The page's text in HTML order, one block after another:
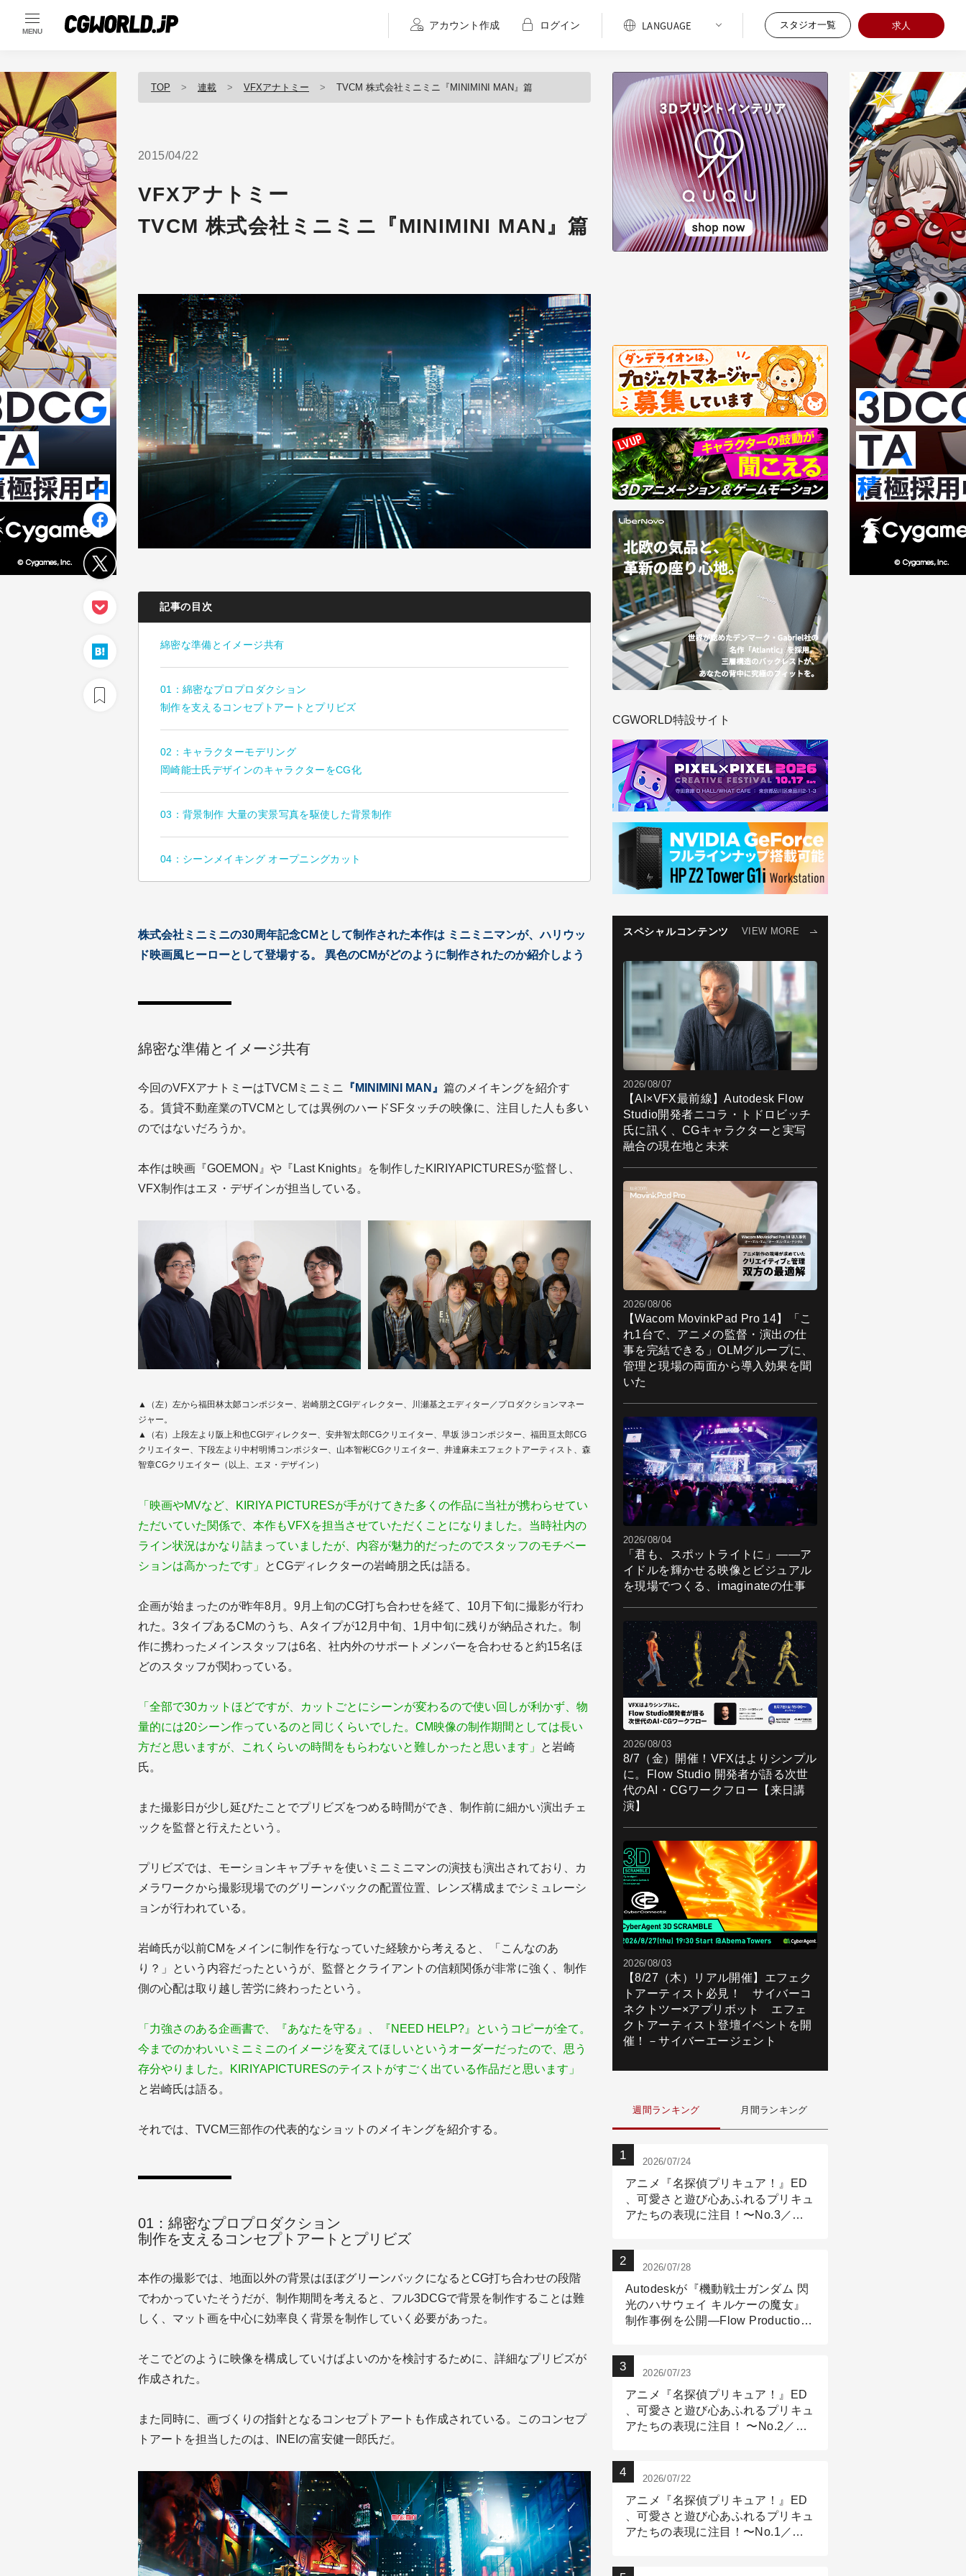
MENU
アカウント作成 ログイン スタジオ一覧 求人
TOP 連載 VFXアナトミー TVCM 株式会社ミニミニ『MINIMINI MAN』篇
2015/04/22
VFXアナトミー
TVCM 株式会社ミニミニ『MINIMINI MAN』篇
記事の目次
綿密な準備とイメージ共有
01：綿密なプロプロダクション
制作を支えるコンセプトアートとプリビズ
02：キャラクターモデリング
岡崎能士氏デザインのキャラクターをCG化
03：背景制作 大量の実景写真を駆使した背景制作
04：シーンメイキング オープニングカット
株式会社ミニミニの30周年記念CMとして制作された本作は ミニミニマンが、ハリウッ
ド映画風ヒーローとして登場する。 異色のCMがどのように制作されたのか紹介しよう
綿密な準備とイメージ共有
今回のVFXアナトミーはTVCMミニミニ 『MINIMINI MAN』 篇のメイキングを紹介す
る。賃貸不動産業のTVCMとしては異例のハードSFタッチの映像に、注目した人も多い
のではないだろうか。
本作は映画『GOEMON』や『Last Knights』を制作したKIRIYAPICTURESが監督し、
VFX制作はエヌ・デザインが担当している。
▲（左）左から福田林太郞コンポジター、岩崎朋之CGIディレクター、川瀬基之エディター／プロダクションマネー
ジャー。
▲（右）上段左より阪上和也CGIディレクター、安井智太郎CGクリエイター、早坂 渉コンポジター、福田亘太郎CG
クリエイター、下段左より中村明博コンポジター、山本智彬CGクリエイター、井達麻未エフェクトアーティスト、森
智章CGクリエイター（以上、エヌ・デザイン）
「映画やMVなど、KIRIYA PICTURESが手がけてきた多くの作品に当社が携わらせてい
ただいていた関係で、本作もVFXを担当させていただくことになりました。当時社内の
ライン状況はかなり詰まっていましたが、内容が魅力的だったのでスタッフのモチベー
ションは高かったです」
とCGディレクターの岩崎朋之氏は語る。
企画が始まったのが昨年8月。9月上旬のCG打ち合わせを経て、10月下旬に撮影が行わ
れた。3タイプあるCMのうち、Aタイプが12月中旬、1月中旬に残りが納品された。制
作に携わったメインスタッフは6名、社内外のサポートメンバーを合わせると約15名ほ
どのスタッフが関わっている。
「全部で30カットほどですが、カットごとにシーンが変わるので使い回しが利かず、物
量的には20シーン作っているのと同じくらいでした。CM映像の制作期間としては長い
方だと思いますが、これくらいの時間をもらわないと難しかったと思います」
と岩崎
氏。
また撮影日が少し延びたことでプリビズをつめる時間ができ、制作前に細かい演出チェ
ックを監督と行えたという。
プリビズでは、モーションキャプチャを使いミニミニマンの演技も演出されており、カ
メラワークから撮影現場でのグリーンバックの配置位置、レンズ構成までシミュレーシ
ョンが行われている。
岩崎氏が以前CMをメインに制作を行なっていた経験から考えると、「こんなのあ
り？」という内容だったというが、監督とクライアントの信頼関係が非常に強く、制作
側の心配は取り越し苦労に終わったという。
「力強さのある企画書で、『あなたを守る』、『NEED HELP?』というコピーが全て。
今までのかわいいミニミニのイメージを変えてほしいというオーダーだったので、思う
存分やりました。KIRIYAPICTURESのテイストがすごく出ている作品だと思います」
と岩崎氏は語る。
それでは、TVCM三部作の代表的なショットのメイキングを紹介する。
01：綿密なプロプロダクション
制作を支えるコンセプトアートとプリビズ
本作の撮影では、地面以外の背景はほぼグリーンバックになるとCG打ち合わせの段階
でわかっていたそうだが、制作期間を考えると、フル3DCGで背景を制作することは難
しく、マット画を中心に効率良く背景を制作していく必要があった。
そこでどのように映像を構成していけばよいのかを検討するために、詳細なプリビズが
作成された。
また同時に、画づくりの指針となるコンセプトアートも作成されている。このコンセプ
トアートを担当したのは、INEIの富安健一郎氏だ。
CGWORLD特設サイト
スペシャルコンテンツ VIEW MORE
2026/08/07
【AI×VFX最前線】Autodesk Flow
Studio開発者ニコラ・トドロビッチ
氏に訊く、CGキャラクターと実写
融合の現在地と未来
2026/08/06
【Wacom MovinkPad Pro 14】「こ
れ1台で、アニメの監督・演出の仕
事を完結できる」OLMグループに、
管理と現場の両面から導入効果を聞
いた
2026/08/04
「君も、スポットライトに」――ア
イドルを輝かせる映像とビジュアル
を現場でつくる、imaginateの仕事
2026/08/03
8/7（金）開催！VFXはよりシンプル
に。Flow Studio 開発者が語る次世
代のAI・CGワークフロー【来日講
演】
2026/08/03
【8/27（木）リアル開催】エフェク
トアーティスト必見！ サイバーコ
ネクトツー×アプリボット エフェ
クトアーティスト登壇イベントを開
催！－サイバーエージェント
週間ランキング 月間ランキング
2026/07/24
アニメ『名探偵プリキュア！』ED
、可愛さと遊び心あふれるプリキュ
アたちの表現に注目！〜No.3／ア
2026/07/28
Autodeskが『機動戦士ガンダム 閃
光のハサウェイ キルケーの魔女』
制作事例を公開―Flow Production
2026/07/23
アニメ『名探偵プリキュア！』ED
、可愛さと遊び心あふれるプリキュ
アたちの表現に注目！ 〜No.2／モ
2026/07/22
アニメ『名探偵プリキュア！』ED
、可愛さと遊び心あふれるプリキュ
アたちの表現に注目！〜No.1／演